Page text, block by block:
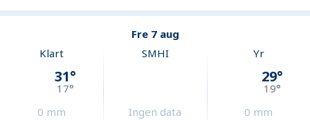
Fre 7 aug
Klart
31°
17°
0 mm
SMHI
Ingen data
Yr
29°
19°
0 mm